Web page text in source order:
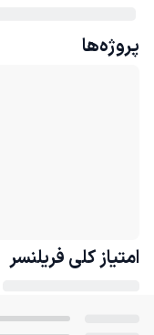
پروژه‌ها
امتیاز کلی فریلنسر